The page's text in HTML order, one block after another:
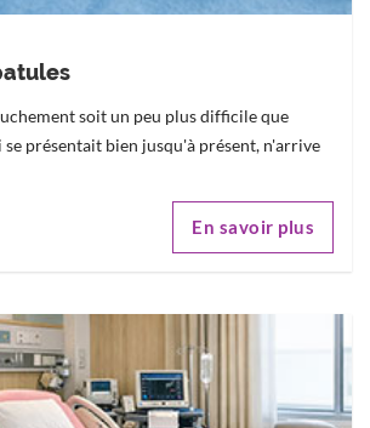
soit un peu plus difficile que
se présentait bien jusqu'à présent, n'arrive
En savoir plus